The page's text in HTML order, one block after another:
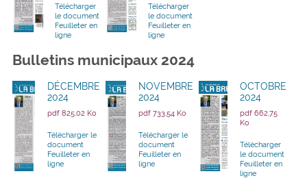
Télécharger
le document
Feuilleter en
ligne
Télécharger
le document
Feuilleter en
ligne
Bulletins municipaux 2024
DÉCEMBRE
2024
pdf 825,02 Ko
Télécharger le
document
Feuilleter en
ligne
NOVEMBRE
2024
pdf 733,54 Ko
Télécharger le
document
Feuilleter en
ligne
OCTOBRE
2024
pdf 662,75
Ko
Télécharger
le document
Feuilleter en
ligne